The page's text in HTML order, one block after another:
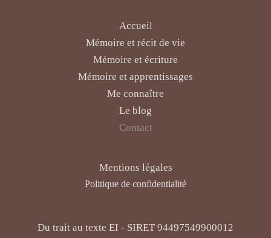
Accueil
Mémoire et récit de vie
Mémoire et écriture
Mémoire et apprentissages
Me connaître
Le blog
Contact
Mentions légales
Politique de confidentialité
Du trait au texte EI - SIRET 94497549900012